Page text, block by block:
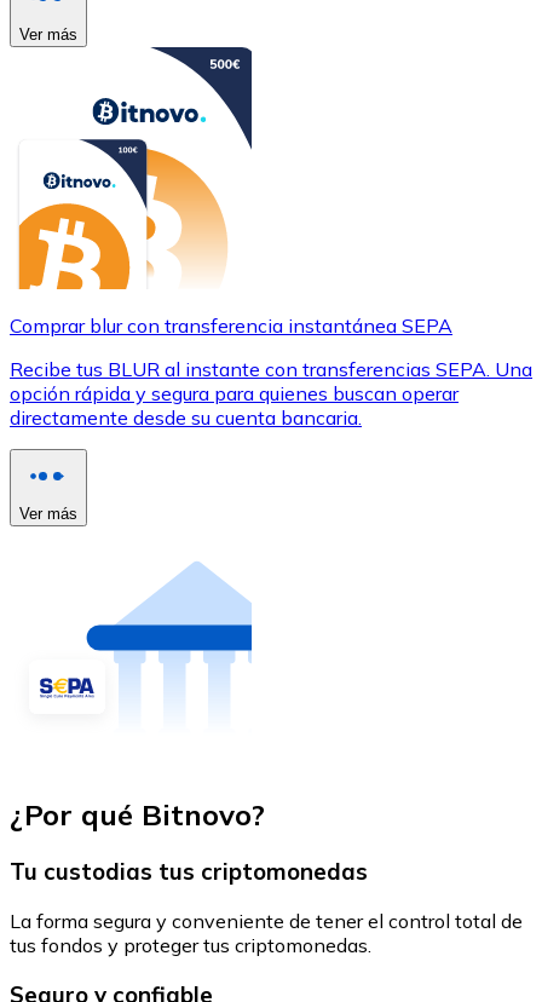
Ver más
Comprar blur con transferencia instantánea SEPA
Recibe tus BLUR al instante con transferencias SEPA. Una
opción rápida y segura para quienes buscan operar
directamente desde su cuenta bancaria.
Ver más
¿Por qué Bitnovo?
Tu custodias tus criptomonedas
La forma segura y conveniente de tener el control total de
tus fondos y proteger tus criptomonedas.
Seguro y confiable